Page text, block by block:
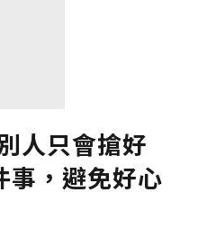
人只會搶好
事，避免好心